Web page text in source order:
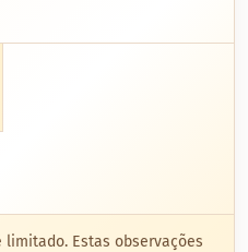
Estas observações